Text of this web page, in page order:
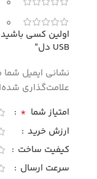
0
0
اولین کسی
USB دل”
نشانی ایمیل
علامت‌گذاری
امتیاز شما *
ارزش خرید
کیفیت ساخت
سرعت ارسال